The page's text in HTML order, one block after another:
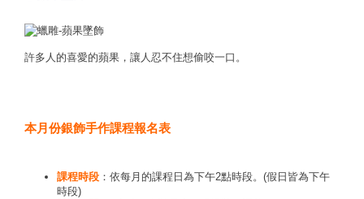
許多人的喜愛的蘋果，讓人忍不住想偷咬一口。
本月份銀飾手作課程報名表
課程時段 ：依每月的課程日為下午2點時段。(假日皆為下午
時段)